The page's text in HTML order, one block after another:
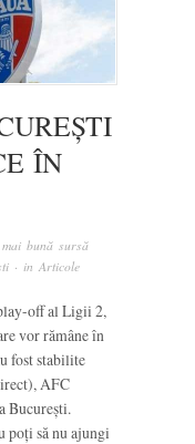
ÎN
bună sursă
· in Articole
off al Ligii 2,
vor rămâne în
fost stabilite
AFC
București.
poți să nu ajungi